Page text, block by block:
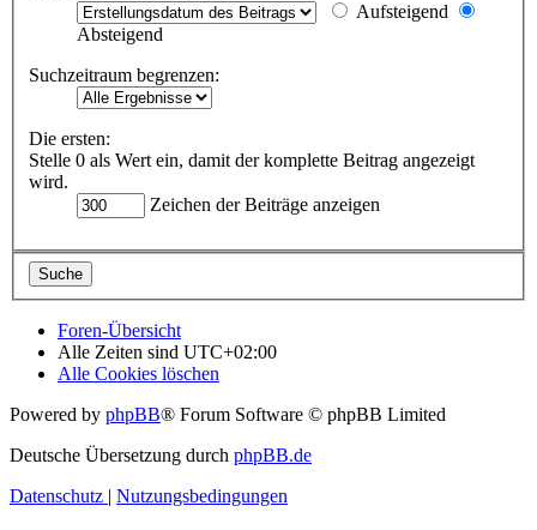
Aufsteigend
Absteigend
Suchzeitraum begrenzen:
Die ersten:
Stelle 0 als Wert ein, damit der komplette Beitrag angezeigt
wird.
Zeichen der Beiträge anzeigen
Foren-Übersicht
Alle Zeiten sind UTC+02:00
Alle Cookies löschen
Powered by phpBB® Forum Software © phpBB Limited
Deutsche Übersetzung durch phpBB.de
Datenschutz | Nutzungsbedingungen